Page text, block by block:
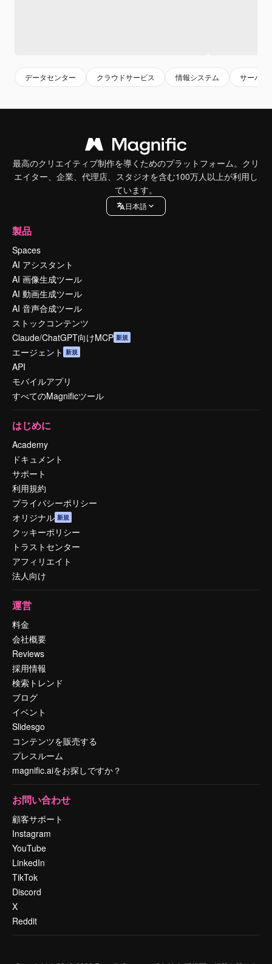
データセンター クラウドサービス 情報システム サーバ
最高のクリエイティブ制作を導くためのプラットフォーム。クリ
エイター、企業、代理店、スタジオを含む100万人以上が利用し
ています。
日本語
製品
Spaces
AI アシスタント
AI 画像生成ツール
AI 動画生成ツール
AI 音声合成ツール
ストックコンテンツ
Claude/ChatGPT向けMCP 新規
エージェント 新規
API
モバイルアプリ
すべてのMagnificツール
はじめに
Academy
ドキュメント
サポート
利用規約
プライバシーポリシー
オリジナル 新規
クッキーポリシー
トラストセンター
アフィリエイト
法人向け
運営
料金
会社概要
Reviews
採用情報
検索トレンド
ブログ
イベント
Slidesgo
コンテンツを販売する
プレスルーム
magnific.aiをお探しですか？
お問い合わせ
顧客サポート
Instagram
YouTube
LinkedIn
TikTok
Discord
X
Reddit